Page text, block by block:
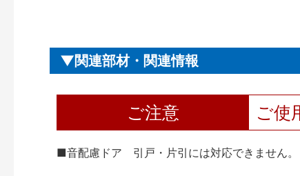
関連部材・関連情報
ご注意 ご使
■音配慮ドア 引戸・片引には対応できません。